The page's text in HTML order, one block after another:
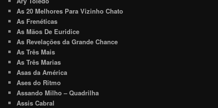
As 20 Melhores Para Vizinho Chato
As Frenéticas
As Mãos De Euridice
As Revelações da Grande Chance
As Três Mais
As Três Marias
Asas da América
Ases do Ritmo
Assando Milho – Quadrilha
Assis Cabral